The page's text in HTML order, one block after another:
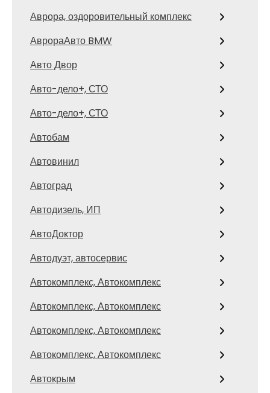
Аврора, оздоровительный комплекс
АврораАвто BMW
Авто Двор
Авто-дело+, СТО
Авто-дело+, СТО
Автобам
Автовинил
Автоград
Автодизель, ИП
АвтоДоктор
Автодуэт, автосервис
Автокомплекс, Автокомплекс
Автокомплекс, Автокомплекс
Автокомплекс, Автокомплекс
Автокомплекс, Автокомплекс
Автокрым